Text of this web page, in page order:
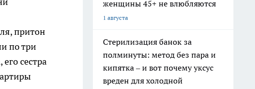
притон
по три
сестра
женщины 45+ не влюбляются
1 августа
Стерилизация банок за
полминуты: метод без пара и
кипятка – и вот почему уксус
вреден для холодной